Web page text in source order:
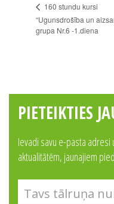
160 stundu kursi
“Ugunsdrošība un
grupa Nr.6 -1.diena
PIETEIKTIES
Ievadi savu e-pasta adresi
aktualitātēm, jaunajiem